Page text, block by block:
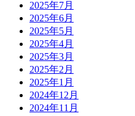
2025年7月
2025年6月
2025年5月
2025年4月
2025年3月
2025年2月
2025年1月
2024年12月
2024年11月